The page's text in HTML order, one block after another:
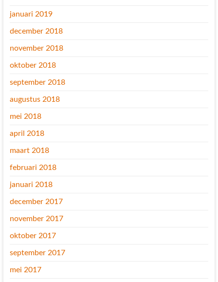
januari 2019
december 2018
november 2018
oktober 2018
september 2018
augustus 2018
mei 2018
april 2018
maart 2018
februari 2018
januari 2018
december 2017
november 2017
oktober 2017
september 2017
mei 2017